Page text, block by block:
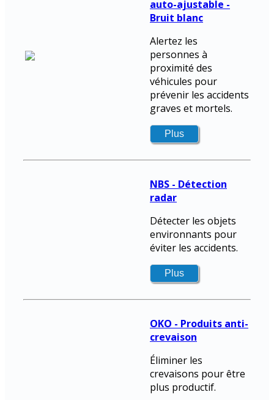
auto-ajustable -
Bruit blanc
Alertez les
personnes à
proximité des
véhicules pour
prévenir les accidents
graves et mortels.
NBS - Détection
radar
Détecter les objets
environnants pour
éviter les accidents.
OKO - Produits anti-
crevaison
Éliminer les
crevaisons pour être
plus productif.